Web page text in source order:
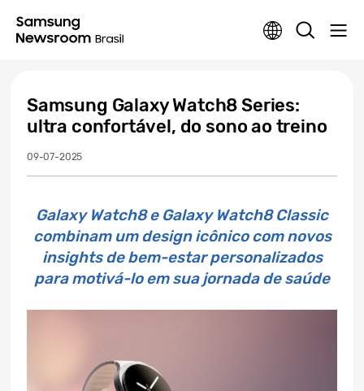
Samsung Galaxy Watch8 Series:
ultra confortável, do sono ao treino
09-07-2025
Galaxy Watch8 e Galaxy Watch8 Classic
combinam um design icônico com novos
insights de bem-estar personalizados
para motivá-lo em sua jornada de saúde